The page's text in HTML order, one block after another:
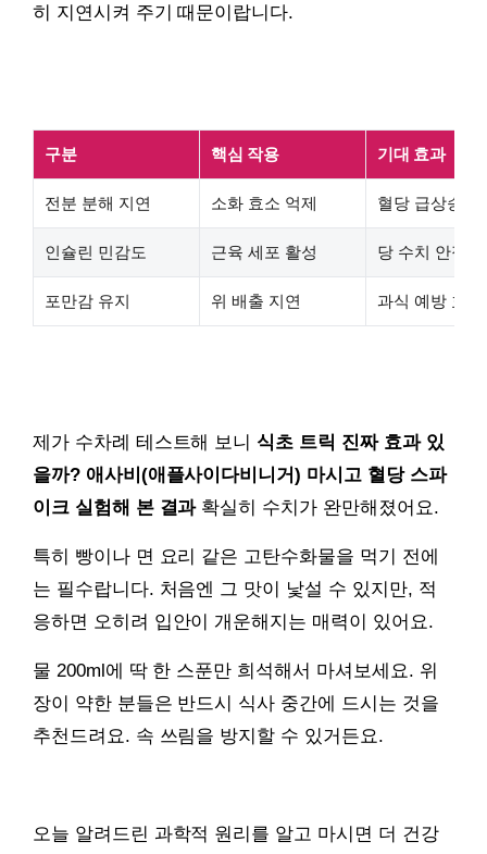
히 지연시켜 주기 때문이랍니다.
구분 핵심 작용 기대 효과
전분 분해 지연 소화 효소 억제 혈당 급상승 방
인슐린 민감도 근육 세포 활성 당 수치 안정화
포만감 유지 위 배출 지연 과식 예방 효과
제가 수차례 테스트해 보니 식초 트릭 진짜 효과 있
을까? 애사비(애플사이다비니거) 마시고 혈당 스파
이크 실험해 본 결과확실히 수치가 완만해졌어요.
특히 빵이나 면 요리 같은 고탄수화물을 먹기 전에
는 필수랍니다. 처음엔 그 맛이 낯설 수 있지만, 적
응하면 오히려 입안이 개운해지는 매력이 있어요.
물 200ml에 딱 한 스푼만 희석해서 마셔보세요. 위
장이 약한 분들은 반드시 식사 중간에 드시는 것을
추천드려요. 속 쓰림을 방지할 수 있거든요.
오늘 알려드린 과학적 원리를 알고 마시면 더 건강